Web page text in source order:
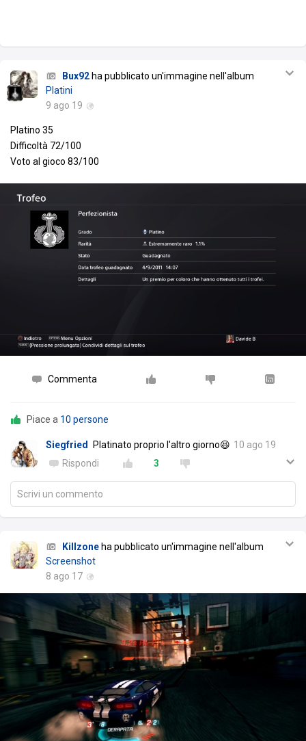
Bux92ha pubblicato un'immagine nell'album
Platini
9 ago 19
Platino 35
Difficoltà 72/100
Voto al gioco 83/100
Commenta
Piace a 10 persone
Siegfried Platinato proprio l'altro giorno😆 10 ago 19
Rispondi
3
Scrivi un commento
Killzoneha pubblicato un'immagine nell'album
Screenshot
8 ago 17